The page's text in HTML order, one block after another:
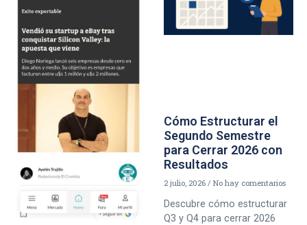
Cómo Estructurar el
Segundo Semestre
para Cerrar 2026 con
Resultados
2 julio, 2026 No hay comentarios
Descubre cómo estructurar
Q3 y Q4 para cerrar 2026